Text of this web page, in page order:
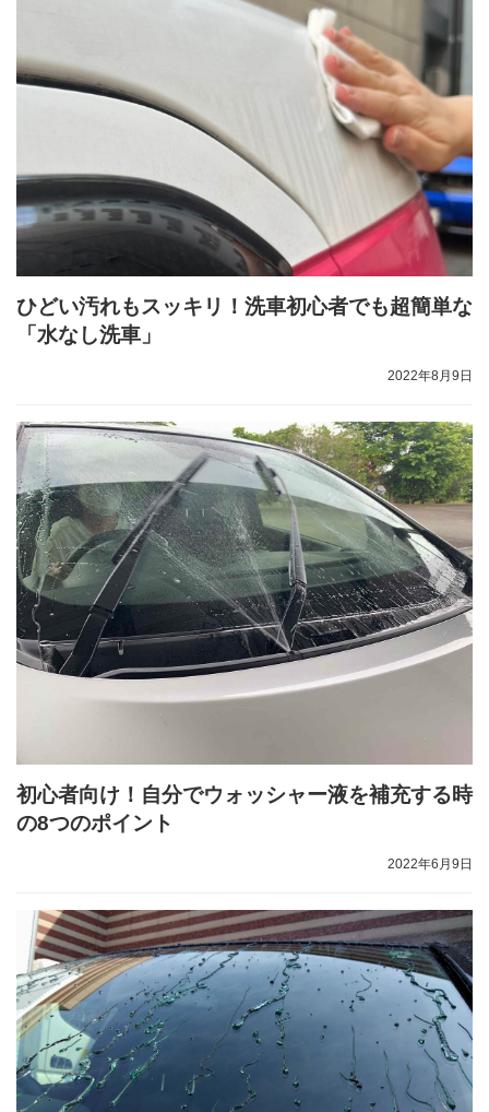
ひどい汚れもスッキリ！洗車初心者でも超簡単な
「水なし洗車」
2022年8月9日
初心者向け！自分でウォッシャー液を補充する時
の8つのポイント
2022年6月9日